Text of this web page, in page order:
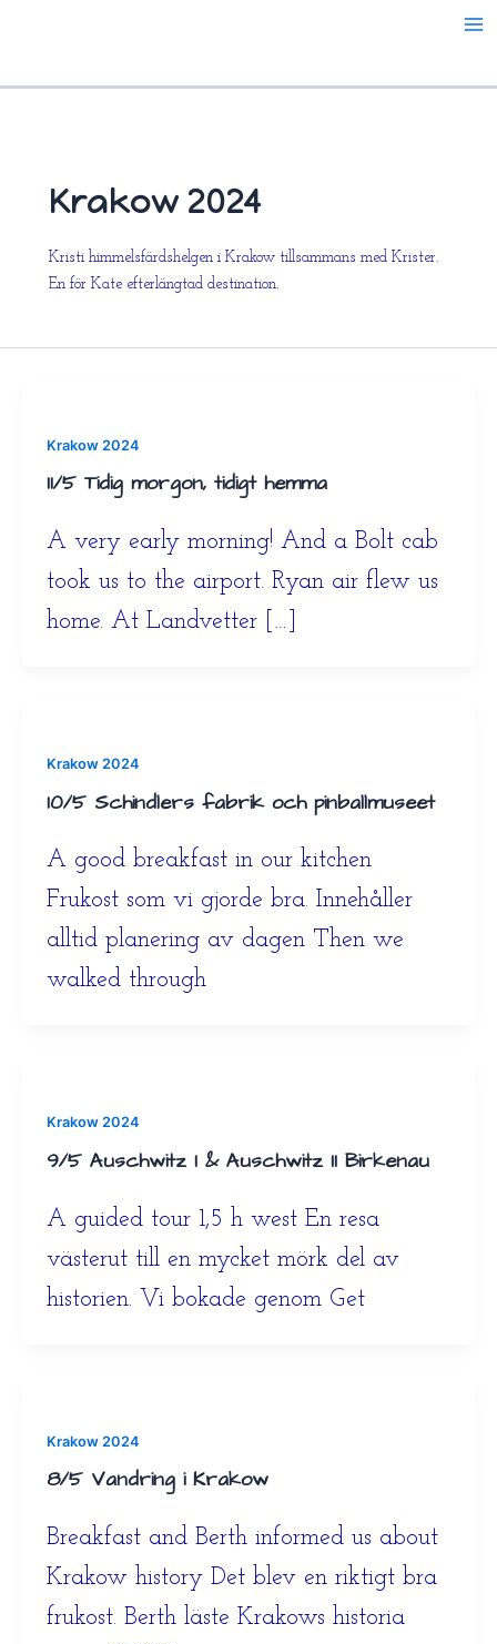
Krakow 2024
Kristi himmelsfärdshelgen i Krakow tillsammans med Krister.
En för Kate efterlängtad destination.
Krakow 2024
11/5 Tidig morgon, tidigt hemma
A very early morning! And a Bolt cab
took us to the airport. Ryan air flew us
home. At Landvetter […]
Krakow 2024
10/5 Schindlers fabrik och pinballmuseet
A good breakfast in our kitchen
Frukost som vi gjorde bra. Innehåller
alltid planering av dagen Then we
walked through
Krakow 2024
9/5 Auschwitz I & Auschwitz II Birkenau
A guided tour 1,5 h west En resa
västerut till en mycket mörk del av
historien. Vi bokade genom Get
Krakow 2024
8/5 Vandring i Krakow
Breakfast and Berth informed us about
Krakow history Det blev en riktigt bra
frukost. Berth läste Krakows historia